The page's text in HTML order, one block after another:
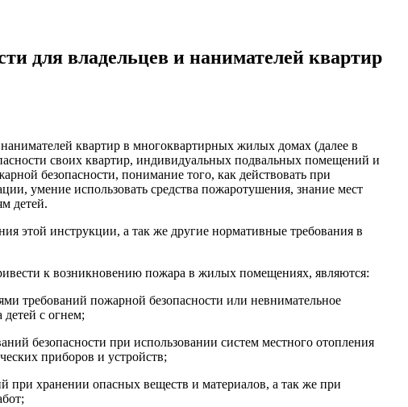
для владельцев и нанимателей квартир
квартир в многоквартирных жилых домах (далее в
своих квартир, индивидуальных подвальных помещений и
безопасности, понимание того, как действовать при
умение использовать средства пожаротушения, знание мест
детей.
этой инструкции, а так же другие нормативные требования в
к возникновению пожара в жилых помещениях, являются:
требований пожарной безопасности или невнимательное
детей с огнем;
безопасности при использовании систем местного отопления
приборов и устройств;
при хранении опасных веществ и материалов, а так же при